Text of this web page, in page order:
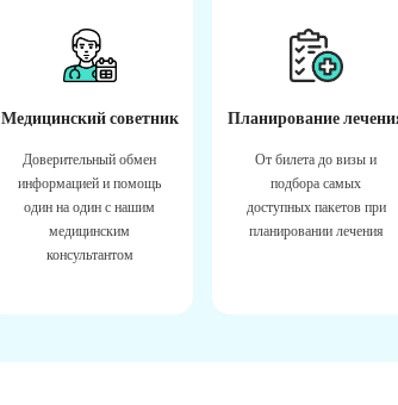
Медицинский советник
Доверительный обмен
информацией и помощь
один на один с нашим
медицинским
консультантом
Планирование
От билета до визы и
подбора самых
доступных пакетов при
планировании лечения